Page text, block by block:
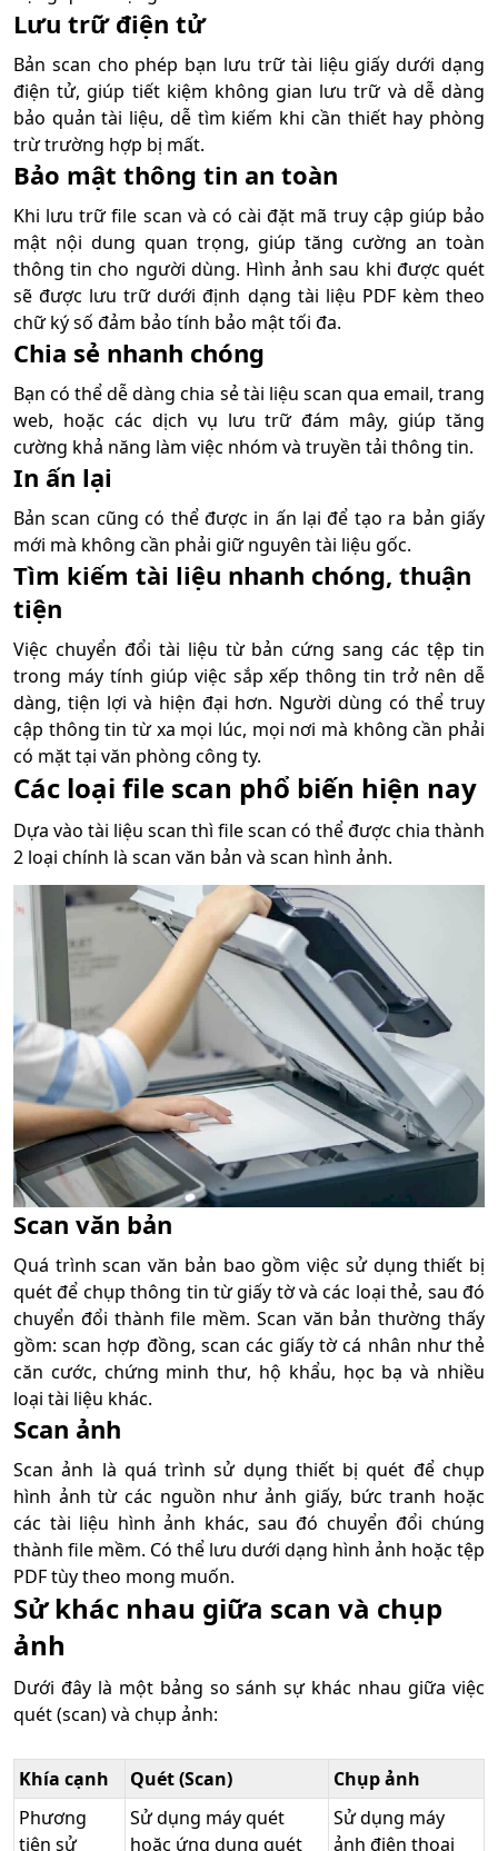
Lưu trữ điện tử
Bản scan cho phép bạn lưu trữ tài liệu giấy dưới dạng
điện tử, giúp tiết kiệm không gian lưu trữ và dễ dàng
bảo quản tài liệu, dễ tìm kiếm khi cần thiết hay phòng
trừ trường hợp bị mất.
Bảo mật thông tin an toàn
Khi lưu trữ file scan và có cài đặt mã truy cập giúp bảo
mật nội dung quan trọng, giúp tăng cường an toàn
thông tin cho người dùng. Hình ảnh sau khi được quét
sẽ được lưu trữ dưới định dạng tài liệu PDF kèm theo
chữ ký số đảm bảo tính bảo mật tối đa.
Chia sẻ nhanh chóng
Bạn có thể dễ dàng chia sẻ tài liệu scan qua email, trang
web, hoặc các dịch vụ lưu trữ đám mây, giúp tăng
cường khả năng làm việc nhóm và truyền tải thông tin.
In ấn lại
Bản scan cũng có thể được in ấn lại để tạo ra bản giấy
mới mà không cần phải giữ nguyên tài liệu gốc.
Tìm kiếm tài liệu nhanh chóng, thuận
tiện
Việc chuyển đổi tài liệu từ bản cứng sang các tệp tin
trong máy tính giúp việc sắp xếp thông tin trở nên dễ
dàng, tiện lợi và hiện đại hơn. Người dùng có thể truy
cập thông tin từ xa mọi lúc, mọi nơi mà không cần phải
có mặt tại văn phòng công ty.
Các loại file scan phổ biến hiện nay
Dựa vào tài liệu scan thì file scan có thể được chia thành
2 loại chính là scan văn bản và scan hình ảnh.
Scan văn bản
Quá trình scan văn bản bao gồm việc sử dụng thiết bị
quét để chụp thông tin từ giấy tờ và các loại thẻ, sau đó
chuyển đổi thành file mềm. Scan văn bản thường thấy
gồm: scan hợp đồng, scan các giấy tờ cá nhân như thẻ
căn cước, chứng minh thư, hộ khẩu, học bạ và nhiều
loại tài liệu khác.
Scan ảnh
Scan ảnh là quá trình sử dụng thiết bị quét để chụp
hình ảnh từ các nguồn như ảnh giấy, bức tranh hoặc
các tài liệu hình ảnh khác, sau đó chuyển đổi chúng
thành file mềm. Có thể lưu dưới dạng hình ảnh hoặc tệp
PDF tùy theo mong muốn.
Sử khác nhau giữa scan và chụp
ảnh
Dưới đây là một bảng so sánh sự khác nhau giữa việc
quét (scan) và chụp ảnh:
Khía cạnh Quét (Scan)
Chụp ảnh
Phương
tiện sử
Sử dụng máy quét
hoặc ứng dụng quét
Sử dụng máy
ảnh điện thoại